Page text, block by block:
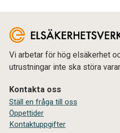
Vi arbetar för hög elsäkerhet
utrustningar inte ska störa
Kontakta oss
Ställ en fråga till oss
Öppettider
Kontaktuppgifter